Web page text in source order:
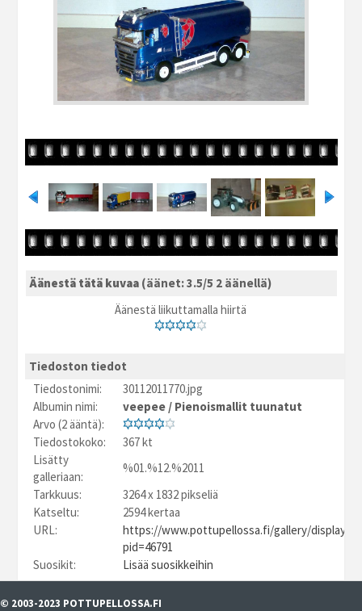
Äänestä tätä kuvaa (äänet: 3.5/5 2 äänellä)
Äänestä liikuttamalla hiirtä
Tiedoston tiedot
Tiedostonimi:
30112011770.jpg
Albumin nimi:
veepee / Pienoismallit tuunatut
Arvo (2 ääntä):
Tiedostokoko:
367 kt
Lisätty
galleriaan:
%01.%12.%2011
Tarkkuus:
3264 x 1832 pikseliä
Katseltu:
2594 kertaa
URL:
https://www.pottupellossa.fi/gallery/
pid=46791
Suosikit:
Lisää suosikkeihin
© 2003-2023 POTTUPELLOSSA.FI